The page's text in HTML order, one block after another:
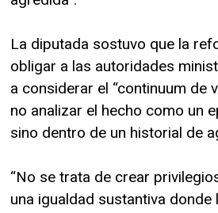
La diputada sostuvo que la
obligar a las autoridades
a considerar el “continuum de
no analizar el hecho como un
sino dentro de un historial de
“No se trata de crear
una igualdad sustantiva donde